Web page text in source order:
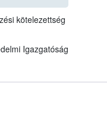
kötelezettség
Igazgatóság